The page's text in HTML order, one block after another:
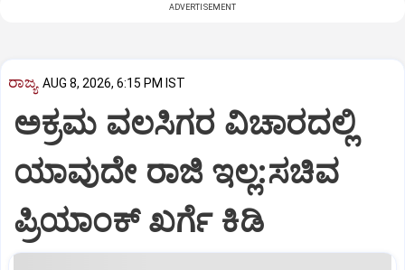
ADVERTISEMENT
ರಾಜ್ಯ AUG 8, 2026, 6:15 PM IST
ಅಕ್ರಮ ವಲಸಿಗರ ವಿಚಾರದಲ್ಲಿ
ಯಾವುದೇ ರಾಜಿ ಇಲ್ಲ:ಸಚಿವ
ಪ್ರಿಯಾಂಕ್ ಖರ್ಗೆ ಕಿಡಿ